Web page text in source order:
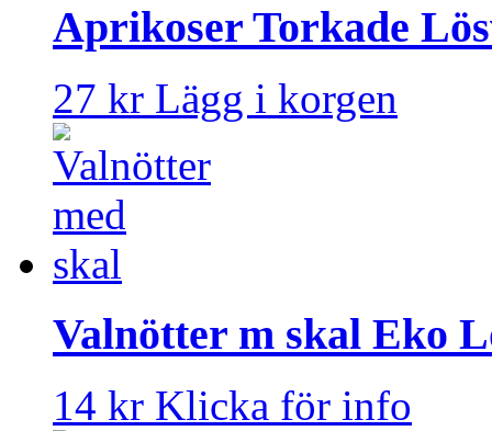
Aprikoser Torkade
27 kr Lägg i korgen
Valnötter m skal Eko
14 kr Klicka för info